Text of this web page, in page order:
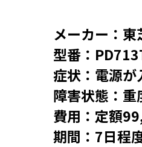
メーカー：東
型番：
症状：電源が
障害状態：重
費用：定額
期間：7日程